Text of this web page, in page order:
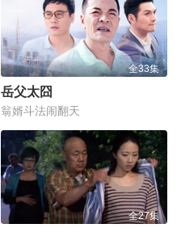
全33集
岳父太囧
翁婿斗法闹翻天
全27集